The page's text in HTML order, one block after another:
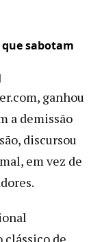
sabotam
ganhou
a demissão
discursou
em vez de
clássico de